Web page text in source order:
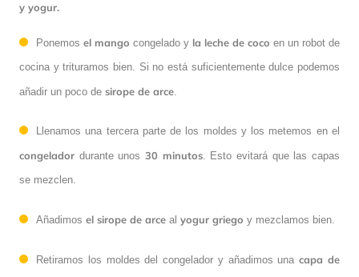
y yogur.
Ponemos el mango congelado y la leche de coco en un robot de
cocina y trituramos bien. Si no está suficientemente dulce podemos
añadir un poco de sirope de arce.
Llenamos una tercera parte de los moldes y los metemos en el
congelador durante unos 30 minutos. Esto evitará que las capas
se mezclen.
Añadimos el sirope de arce al yogur griego y mezclamos bien.
Retiramos los moldes del congelador y añadimos unacapa de